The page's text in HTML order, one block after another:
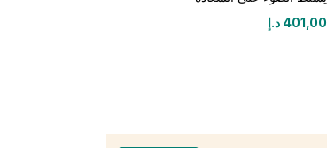
401,00 د.إ